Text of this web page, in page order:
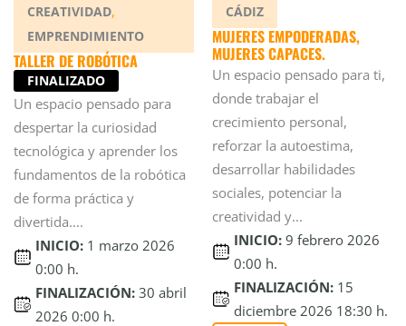
CREATIVIDAD,
EMPRENDIMIENTO
TALLER DE ROBÓTICA
FINALIZADO
Un espacio pensado para
despertar la curiosidad
tecnológica y aprender los
fundamentos de la robótica
de forma práctica y
divertida....
INICIO: 1 marzo 2026
0:00 h.
FINALIZACIÓN: 30 abril
2026 0:00 h.
CÁDIZ
MUJERES EMPODERADAS,
MUJERES CAPACES.
Un espacio pensado para ti,
donde trabajar el
crecimiento personal,
reforzar la autoestima,
desarrollar habilidades
sociales, potenciar la
creatividad y...
INICIO: 9 febrero 2026
0:00 h.
FINALIZACIÓN: 15
diciembre 2026 18:30 h.